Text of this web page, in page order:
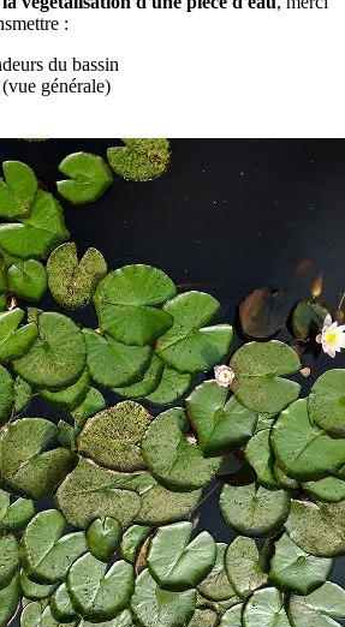
:
du bassin
générale)